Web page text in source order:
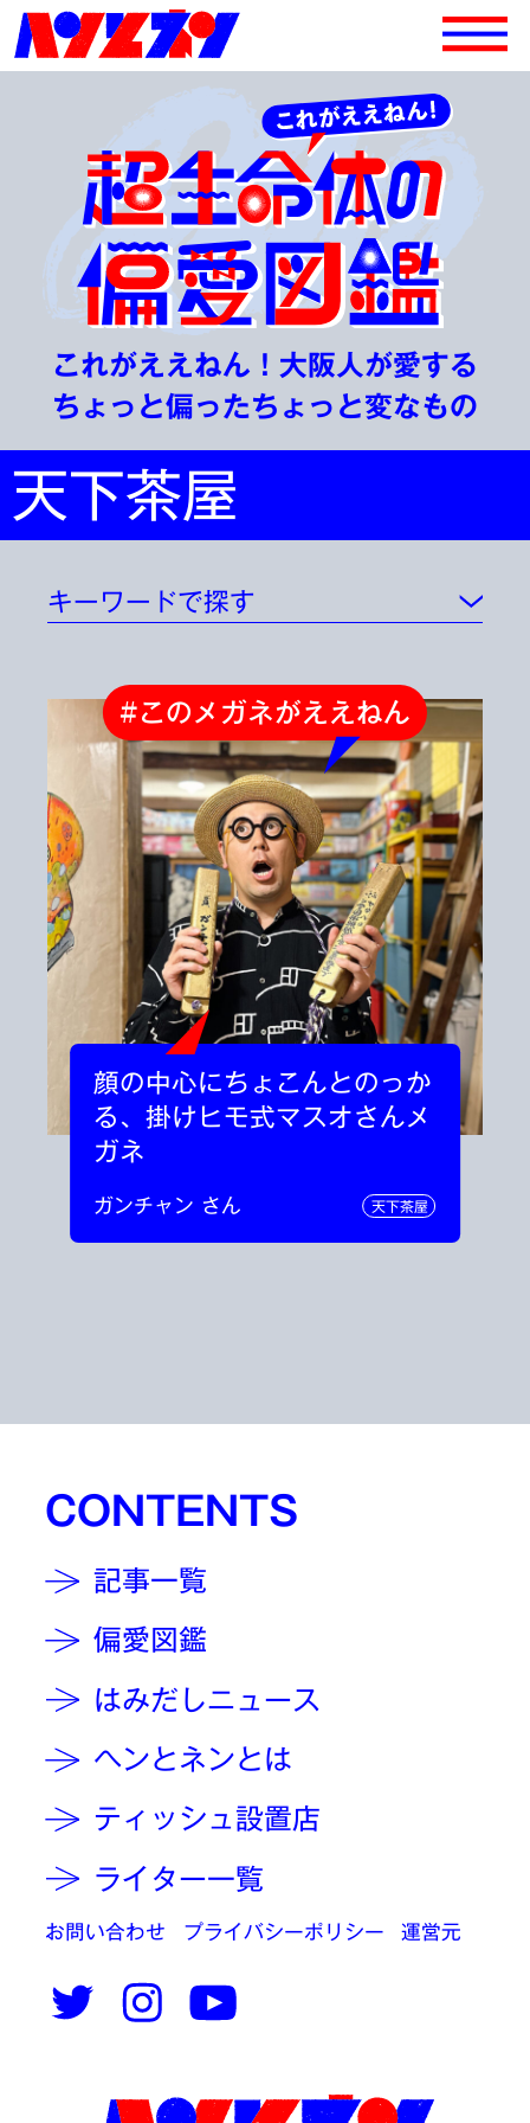
これがええねん！大阪人が愛する
ちょっと偏ったちょっと変なもの
天下茶屋
キーワードで探す
#このメガネがええねん
顔の中心にちょこんとのっか
る、掛けヒモ式マスオさんメ
ガネ
ガンチャン さん 天下茶屋
CONTENTS
記事一覧
偏愛図鑑
はみだしニュース
ヘンとネンとは
ティッシュ設置店
ライター一覧
お問い合わせ プライバシーポリシー 運営元